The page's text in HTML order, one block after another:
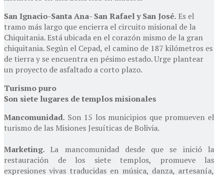
San Ignacio-Santa Ana- San Rafael y San José. Es el
tramo más largo que encierra el circuito misional de la
Chiquitania. Está ubicada en el corazón mismo de la gran
chiquitania. Según el Cepad, el camino de 187 kilómetros es
de tierra y se encuentra en pésimo estado. Urge plantear
un proyecto de asfaltado a corto plazo.
Turismo puro
Son siete lugares de templos misionales
Mancomunidad. Son 15 los municipios que promueven el
turismo de las Misiones Jesuíticas de Bolivia.
Marketing. La mancomunidad desde que se inició la
restauración de los siete templos, promueve las
expresiones vivas traducidas en música, danza, artesanía,